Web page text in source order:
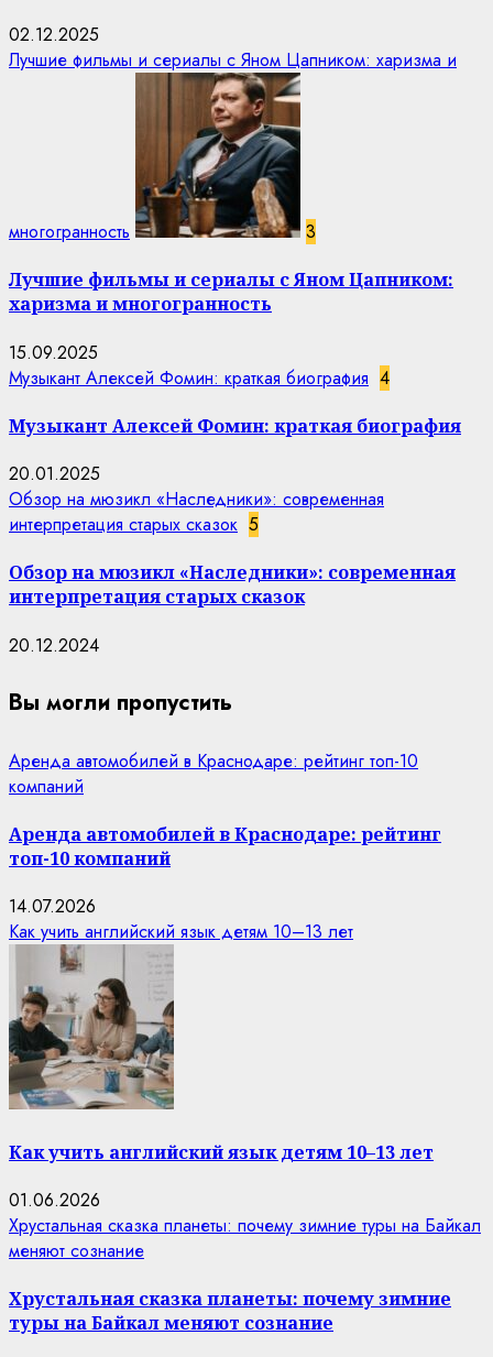
02.12.2025
Лучшие фильмы и сериалы с Яном Цапником: харизма и
многогранность 3
Лучшие фильмы и сериалы с Яном Цапником:
харизма и многогранность
15.09.2025
Музыкант Алексей Фомин: краткая биография 4
Музыкант Алексей Фомин: краткая биография
20.01.2025
Обзор на мюзикл «Наследники»: современная
интерпретация старых сказок 5
Обзор на мюзикл «Наследники»: современная
интерпретация старых сказок
20.12.2024
Вы могли пропустить
Аренда автомобилей в Краснодаре: рейтинг топ-10
компаний
Аренда автомобилей в Краснодаре: рейтинг
топ-10 компаний
14.07.2026
Как учить английский язык детям 10–13 лет
Как учить английский язык детям 10–13 лет
01.06.2026
Хрустальная сказка планеты: почему зимние туры на Байкал
меняют сознание
Хрустальная сказка планеты: почему зимние
туры на Байкал меняют сознание